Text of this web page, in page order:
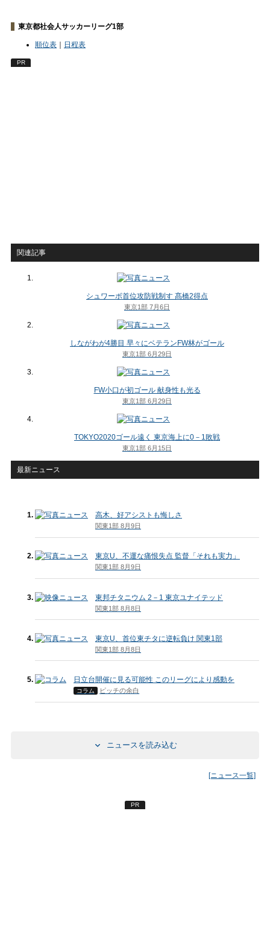
東京都社会人サッカーリーグ1部
順位表 ｜ 日程表
PR
関連記事
シュワーボ首位攻防戦制す 髙橋2得点
東京1部 7月6日
しながわが4勝目 早々にベテランFW林がゴール
東京1部 6月29日
FW小口が初ゴール 献身性も光る
東京1部 6月29日
TOKYO2020ゴール遠く 東京海上に0－1敗戦
東京1部 6月15日
最新ニュース
高木、好アシストも悔しさ
関東1部 8月9日
東京U、不運な痛恨失点 監督「それも実力」
関東1部 8月9日
東邦チタニウム 2－1 東京ユナイテッド
関東1部 8月8日
東京U、首位東チタに逆転負け 関東1部
関東1部 8月8日
日立台開催に見る可能性 このリーグにより感動を
コラム ピッチの余白
ニュースを読み込む
[ニュース一覧]
PR